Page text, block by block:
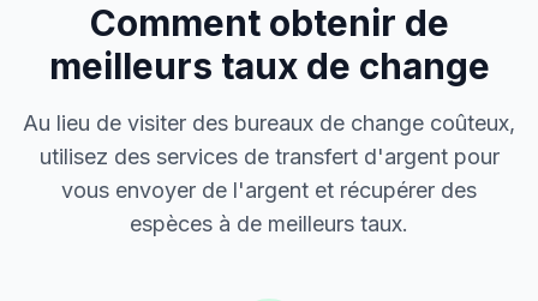
Comment obtenir de
meilleurs taux de change
Au lieu de visiter des bureaux de change coûteux,
utilisez des services de transfert d'argent pour
vous envoyer de l'argent et récupérer des
espèces à de meilleurs taux.